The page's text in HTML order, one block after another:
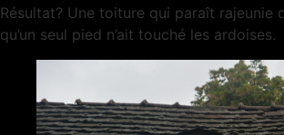
Résultat? Une toiture qui paraît rajeunie
qu’un seul pied n’ait touché les ardoises.